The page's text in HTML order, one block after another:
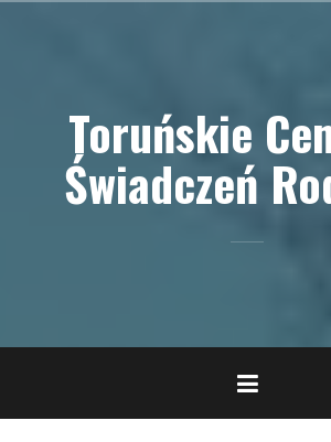
Toruńskie
Świadczeń